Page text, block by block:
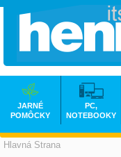
Hlavná Strana
JARNÉ
POMÔCKY
PC,
NOTEBOOKY